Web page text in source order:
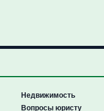
Недвижимость
Вопросы юристу